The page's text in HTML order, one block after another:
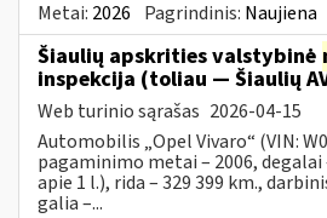
Metai: 2026 Pagrindinis: Naujiena
Šiaulių apskrities valstybinė
inspekcija (toliau — Šiaulių
Web turinio sąrašas 2026-04-15
Automobilis „Opel Vivaro“ (VIN:
pagaminimo metai – 2006,
apie 1 l.), rida – 329 399 km.,
galia –...